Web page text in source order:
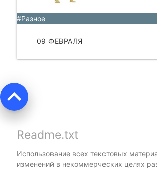
#Разное
09 ФЕВРАЛЯ
keyboard_arrow_up
Readme.txt
Использование всех текстовых
изменений в некоммерческих целях